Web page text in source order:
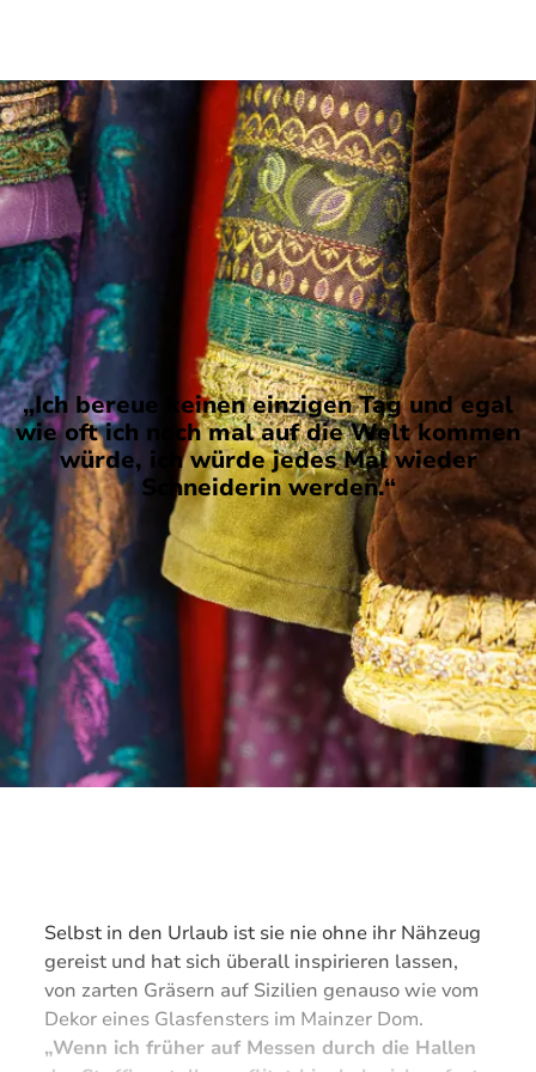
hervorspitzt. In solchen Dingen ist die
Schneiderin Perfektionistin, was auch die Oper
Wien zwölf Jahre zu schätzen wusste, in denen
Evi Schweiger wöchentlich zwischen dem
eigenen Betrieb und Familie in Ruhpolding und
der österreichischen Hauptstadt hin und her
pendelte. Sie war dort für die
Schneiderwerkstätten und das Marketing
zuständig.
„Ich komme zum Glück mit sehr
wenig Schlaf aus, mir reichen oft schon
zweieinhalb Stunden“, sagt die 83-Jährige.
„Ich bereue keinen einzigen Tag und egal
wie oft ich noch mal auf die Welt kommen
würde, ich würde jedes Mal wieder
Schneiderin werden.“
Selbst in den Urlaub ist sie nie ohne ihr Nähzeug
gereist und hat sich überall inspirieren lassen,
von zarten Gräsern auf Sizilien genauso wie vom
Dekor eines Glasfensters im Mainzer Dom.
„Wenn ich früher auf Messen durch die Hallen